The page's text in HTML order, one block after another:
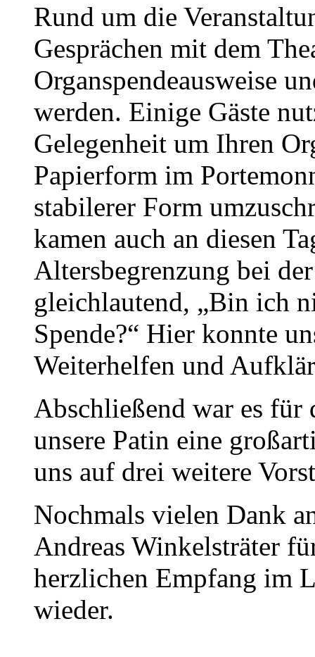
Rund um die
Gesprächen mit dem
Organspendeausweise
werden. Einige Gäste
Gelegenheit um Ihren
Papierform im
stabilerer Form
kamen auch an diesen
Altersbegrenzung bei
gleichlautend, „Bin ich
Spende?“ Hier konnte
Weiterhelfen und
Abschließend war es für
unsere Patin eine
uns auf drei weitere
Nochmals vielen Dank
Andreas Winkelsträter
herzlichen Empfang im
wieder.